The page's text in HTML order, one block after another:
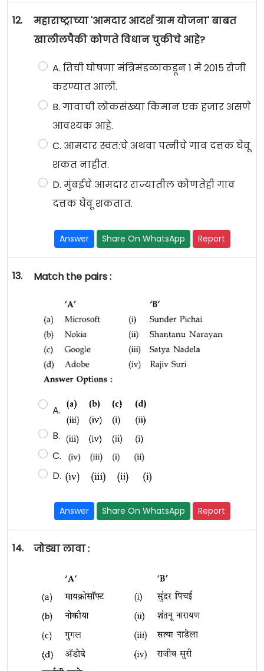
12.
महाराष्ट्राच्या 'आमदार आदर्श ग्राम योजना' बाबत
खालीलपैकी कोणते विधान चुकीचे आहे?
A. तिची घोषणा मंत्रिमंडळाकडून 1 मे 2015 रोजी
करण्यात आली.
B. गावाची लोकसंख्या किमान एक हजार असणे
आवश्यक आहे.
C. आमदार स्वत:चे अथवा पत्नीचे गाव दत्तक घेवू
शकत नाहीत.
D. मुंबईचे आमदार राज्यातील कोणतेही गाव
दत्तक घेवू शकतात.
Answer Share On WhatsApp Report
13. Match the pairs :
A.
B.
C.
D.
Answer Share On WhatsApp Report
14. जोड्या लावा :